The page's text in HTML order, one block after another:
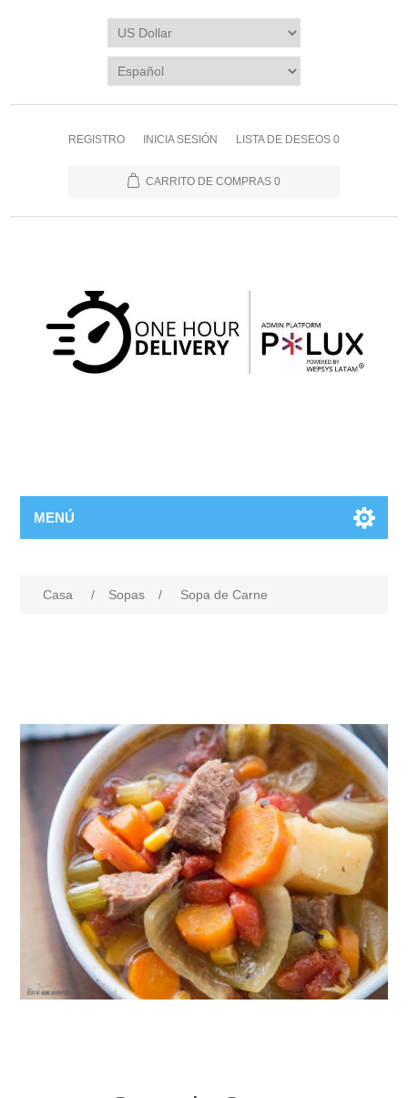
REGISTRO INICIA SESIÓN LISTA DE DESEOS 0
CARRITO DE COMPRAS 0
MENÚ
Casa / Sopas / Sopa de Carne